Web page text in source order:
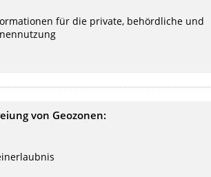
für die private, behördliche und
von Geozonen: